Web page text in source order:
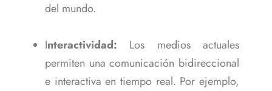
del mundo.
Interactividad: Los medios actuales
permiten una comunicación bidireccional
e interactiva en tiempo real. Por ejemplo,